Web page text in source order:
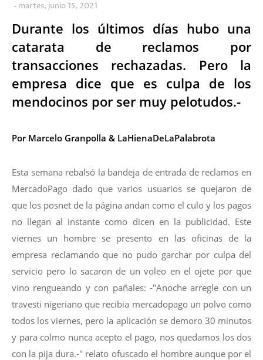
martes, junio 15, 2021
Durante los últimos días hubo una
catarata de reclamos por
transacciones rechazadas. Pero la
empresa dice que es culpa de los
mendocinos por ser muy pelotudos.-
Por Marcelo Granpolla & LaHienaDeLaPalabrota
Esta semana rebalsó la bandeja de entrada de reclamos en
MercadoPago dado que varios usuarios se quejaron de
que los posnet de la página andan como el culo y los pagos
no llegan al instante como dicen en la publicidad. Este
viernes un hombre se presento en las oficinas de la
empresa reclamando que no pudo garchar por culpa del
servicio pero lo sacaron de un voleo en el ojete por que
vino rengueando y con pañales: -"Anoche arregle con un
travesti nigeriano que recibia mercadopago un polvo como
todos los viernes, pero la aplicación se demoro 30 minutos
y para colmo nunca acepto el pago, nos quedamos los dos
con la pija dura.-" relato ofuscado el hombre aunque por el